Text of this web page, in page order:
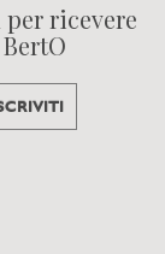
ricevere